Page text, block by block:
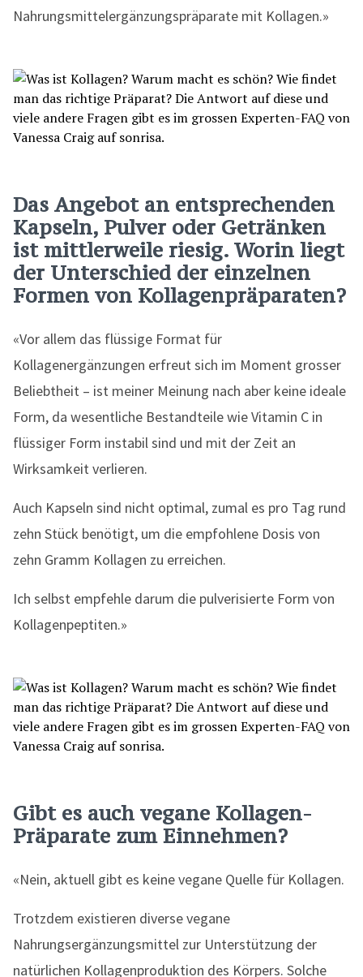
Nahrungsmittelergänzungspräparate mit Kollagen.»
Das Angebot an entsprechenden
Kapseln, Pulver oder Getränken
ist mittlerweile riesig. Worin liegt
der Unterschied der einzelnen
Formen von Kollagenpräparaten?
«Vor allem das flüssige Format für
Kollagenergänzungen erfreut sich im Moment grosser
Beliebtheit – ist meiner Meinung nach aber keine ideale
Form, da wesentliche Bestandteile wie Vitamin C in
flüssiger Form instabil sind und mit der Zeit an
Wirksamkeit verlieren.
Auch Kapseln sind nicht optimal, zumal es pro Tag rund
zehn Stück benötigt, um die empfohlene Dosis von
zehn Gramm Kollagen zu erreichen.
Ich selbst empfehle darum die pulverisierte Form von
Kollagenpeptiten.»
Gibt es auch vegane Kollagen-
Präparate zum Einnehmen?
«Nein, aktuell gibt es keine vegane Quelle für Kollagen.
Trotzdem existieren diverse vegane
Nahrungsergänzungsmittel zur Unterstützung der
natürlichen Kollagenproduktion des Körpers. Solche